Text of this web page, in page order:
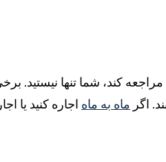
کند، شما تنها نیستید.
اگر ماه به ماه اجاره کنید یا